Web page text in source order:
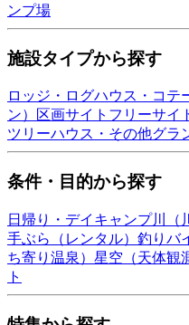
ンプ場
施設タイプから探す
ロッジ・ログハウス・コテ
ン）
区画サイト フリーサイ
ツリーハウス・その他グラ
条件・目的から探す
日帰り・デイキャンプ川（
手ぶら（レンタル） 釣り バ
ち寄り温泉） 星空（天体観
ト